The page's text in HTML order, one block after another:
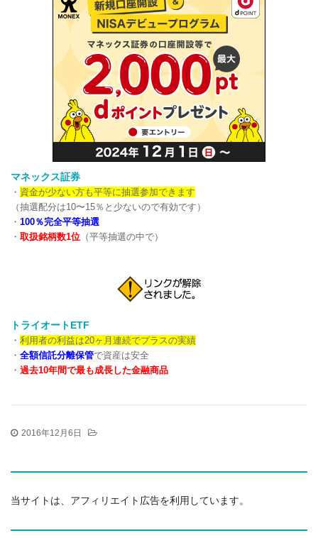
マネックス証券
・ 資金が少ない方も平等に抽選参加できます
（抽選配分は10〜15％と少ないので有効です）
・ 100％完全平等抽選
・ 取扱銘柄数1位 （平等抽選の中で）
トライオートETF
・ 利用者の利益は20ヶ月連続でプラスの実績
・ 全額信託分離保管で資産は安全
・ 過去10年間で最も成長した金融商品
2016年12月6日
当サイトは、アフィリエイト広告を利用しています。